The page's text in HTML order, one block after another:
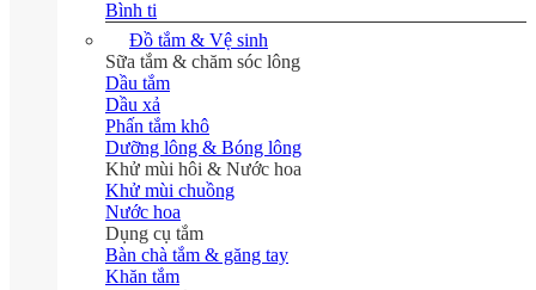
Bình ti
Đồ tắm & Vệ sinh
Sữa tắm & chăm sóc lông
Dầu tắm
Dầu xả
Phấn tắm khô
Dưỡng lông & Bóng lông
Khử mùi hôi & Nước hoa
Khử mùi chuồng
Nước hoa
Dụng cụ tắm
Bàn chà tắm & găng tay
Khăn tắm